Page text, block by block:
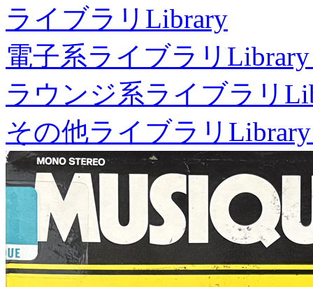
ライブラリ Library
電子系ライブラリ
ラウンジ系ライブラリ
その他ライブラリ